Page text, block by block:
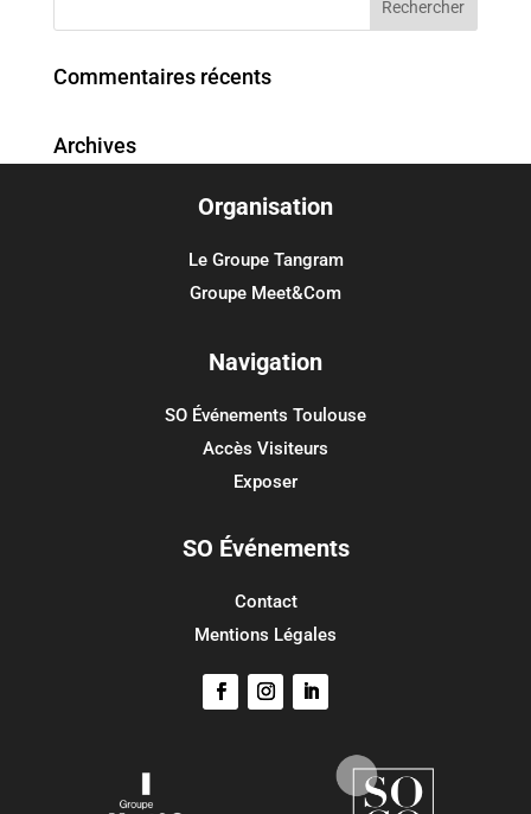
Commentaires récents
Archives
Flux des commentaires
Site de WordPress-FR
Organisation
Le Groupe Tangram
Groupe Meet&Com
Navigation
SO Événements Toulouse
Accès Visiteurs
Exposer
SO Événements
Contact
Mentions Légales